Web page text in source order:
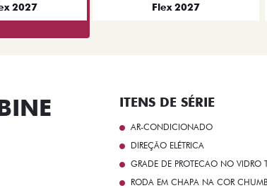
2027
Flex 2027
ITENS DE SÉRIE
AR-CONDICIONADO
DIREÇÃO ELÉTRICA
GRADE DE PROTECAO NO VIDRO
RODA EM CHAPA NA COR